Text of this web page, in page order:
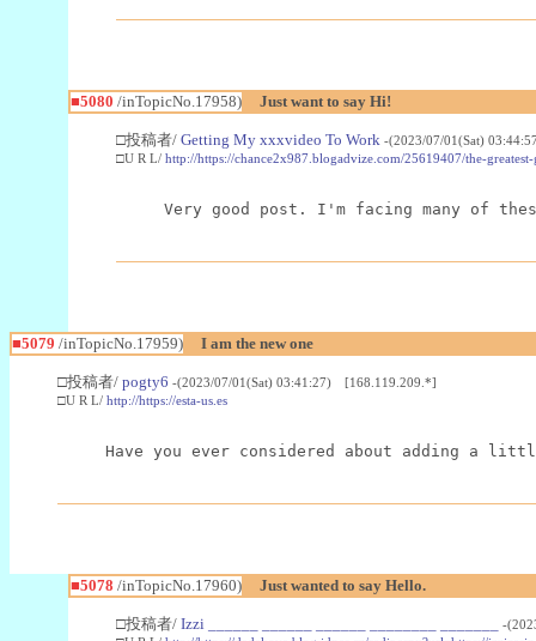
■5080 /inTopicNo.17958) Just want to say Hi!
□投稿者/ Getting My xxxvideo To Work -(2023/07/01(Sat)
□U R L/ http://https://chance2x987.blogadvize.com/25619407/the-
Very good post. I'm facing many of
■5079 /inTopicNo.17959) I am the new one
□投稿者/ pogty6 -(2023/07/01(Sat) 03:41:27) [168.119.209.*]
□U R L/ http://https://esta-us.es
Have you ever considered about adding a
■5078 /inTopicNo.17960) Just wanted to say Hello.
□投稿者/ Izzi ______ ______ ______ ________ _______
-